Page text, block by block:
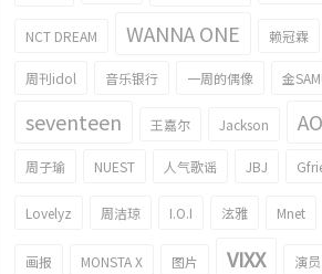
NCT DREAM WANNA ONE 赖冠霖
周刊idol 音乐银行 一周的偶像 金
seventeen 王嘉尔 Jackson
周子瑜 NUEST 人气歌谣 JBJ
Lovelyz 周洁琼 I.O.I 泫雅 Mnet
画报 MONSTA X 图片 VIXX 演员